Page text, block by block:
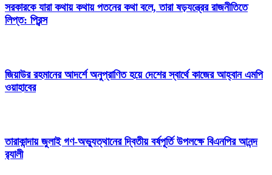
সরকারকে যারা কথায় কথায় পতনের কথা বলে, তারা ষড়যন্ত্রের রাজনীতিতে
লিপ্ত: প্রিন্স
জিয়াউর রহমানের আদর্শে অনুপ্রাণিত হয়ে দেশের স্বার্থে কাজের আহ্বান এমপি
ওয়াহাবের
তারাকান্দায় জুলাই গণ-অভ্যুত্থানের দ্বিতীয় বর্ষপূর্তি উপলক্ষে বিএনপির আনন্দ
র‍্যালী